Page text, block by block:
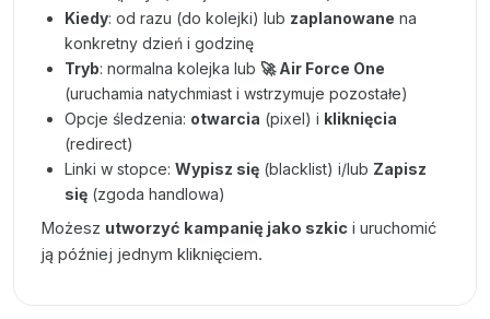
Kiedy: od razu (do kolejki) lub zaplanowane na
konkretny dzień i godzinę
Tryb: normalna kolejka lub 🚀 Air Force One
(uruchamia natychmiast i wstrzymuje pozostałe)
Opcje śledzenia: otwarcia (pixel) i kliknięcia
(redirect)
Linki w stopce: Wypisz się (blacklist) i/lub Zapisz
się (zgoda handlowa)
Możesz utworzyć kampanię jako szkic i uruchomić
ją później jednym kliknięciem.